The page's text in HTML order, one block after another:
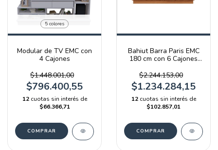
5 colores
Modular de TV EMC con
4 Cajones
$1.448.001,00
$796.400,55
12 cuotas sin interés de
$66.366,71
COMPRAR
Bahiut Barra Paris EMC
180 cm con 6 Cajones
$2.244.153,00
$1.234.284,15
12 cuotas sin interés de
$102.857,01